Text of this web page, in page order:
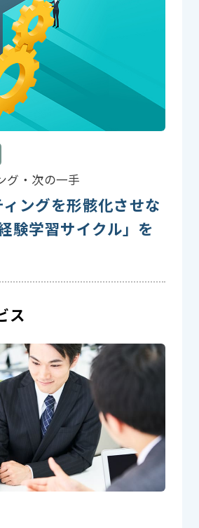
グ・次の一手
ングを形骸化させな
験学習サイクル」を
ス